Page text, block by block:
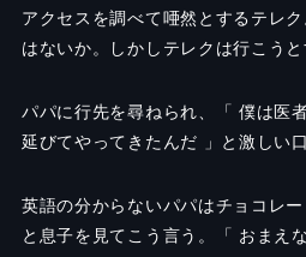
アクセスを調べて唖然とするテレ
はないか。しかしテレクは行こうと
パパに行先を尋ねられ、「 僕は医
延びてやってきたんだ 」と激しい
英語の分からないパパはチョコレ
と息子を見てこう言う。「 おまえ